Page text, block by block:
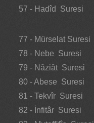
57 - Hadîd Suresi
77 - Mürselat Suresi
78 - Nebe Suresi
79 - Nâziât Suresi
80 - Abese Suresi
81 - Tekvîr Suresi
82 - İnfitâr Suresi